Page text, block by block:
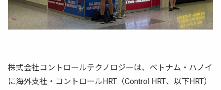
株式会社コントロールテクノロジーは、ベトナム・ハノイ
に海外支社・コントロールHRT（Control HRT、以下HRT）